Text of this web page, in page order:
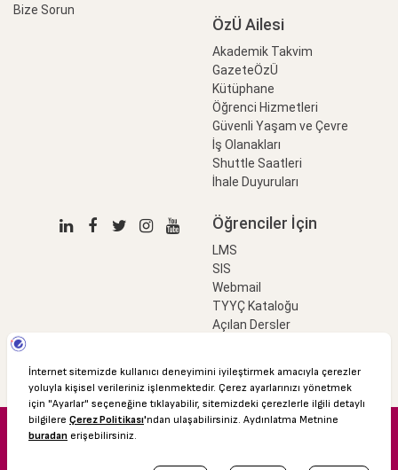
Bize Sorun
ÖzÜ Ailesi
Akademik Takvim
GazeteÖzÜ
Kütüphane
Öğrenci Hizmetleri
Güvenli Yaşam ve Çevre
İş Olanakları
Shuttle Saatleri
İhale Duyuruları
Öğrenciler İçin
LMS
SIS
Webmail
TYYÇ Kataloğu
Açılan Dersler
© 2016 Özyeğin Üniversitesi